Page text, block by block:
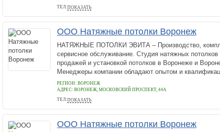
ТЕЛ:ПОКАЗАТЬ
+7 (473) 238-46-70
ООО Натяжные потолки Воронеж
НАТЯЖНЫЕ ПОТОЛКИ ЭВИТА – Производство,
сервисное обслуживание. Студия натяжных потолков
продажей и установкой потолков в Воронеже и
Менеджеры компании обладают опытом и
РЕГИОН: ВОРОНЕЖ
АДРЕС: ВОРОНЕЖ, МОСКОВСКИЙ ПРОСПЕКТ, 44А
ТЕЛ:ПОКАЗАТЬ
+7 800 511 29 09
ООО Натяжные потолки Воронеж